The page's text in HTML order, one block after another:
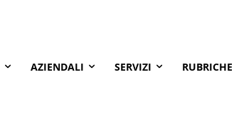
AZIENDALI SERVIZI RUBRICHE